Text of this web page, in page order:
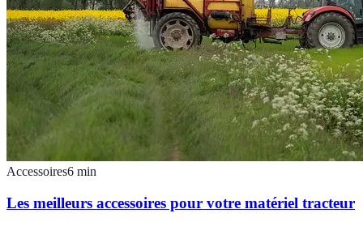
Accessoires6 min
Les meilleurs accessoires pour votre matériel tracteur